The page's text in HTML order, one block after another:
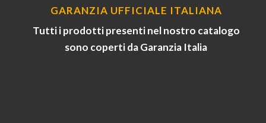
GARANZIA UFFICIALE ITALIANA
Tutti i prodotti presenti nel nostro catalogo
sono coperti da Garanzia Italia